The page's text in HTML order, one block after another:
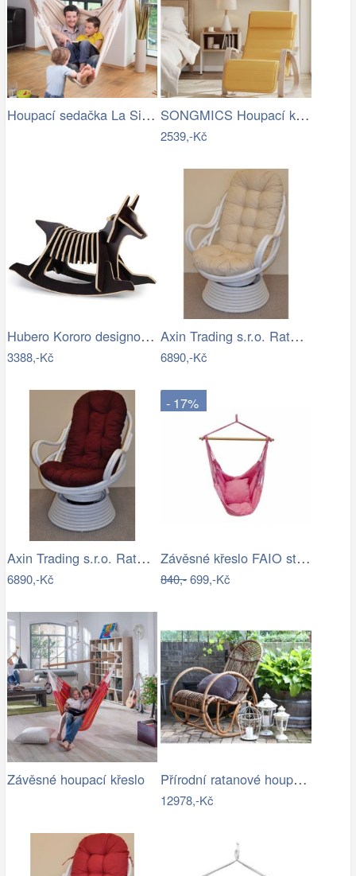
Houpací sedačka La Siesta Habana… SONGMICS Houpací křeslo polstrované…
2539,-Kč
Hubero Kororo designové houpací psi…
3388,-Kč
Axin Trading s.r.o. Ratanové houpací…
6890,-Kč
Axin Trading s.r.o. Ratanové houpací…
6890,-Kč
- 17%
Závěsné křeslo FAIO starorůžová
840,-699,-Kč
Závěsné houpací křeslo Přírodní ratanové houpací křeslo Old…
12978,-Kč